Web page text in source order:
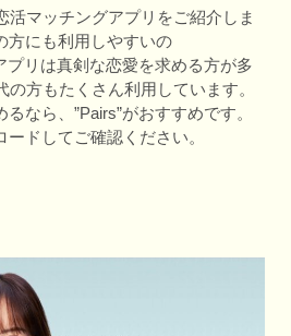
活マッチングアプリをご紹介しま
方にも利用しやすいの
プリは真剣な恋愛を求める方が多
の方もたくさん利用しています。
なら、”Pairs”がおすすめです。
ドしてご確認ください。